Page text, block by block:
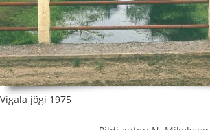
Vigala jõgi 1975